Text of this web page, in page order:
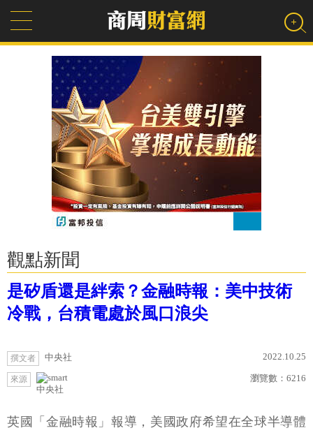
觀點新聞
是矽盾還是絆索？金融時報：美中技術
冷戰，台積電處於風口浪尖
撰文者 中央社 2022.10.25
來源
中央社
瀏覽數： 6216
英國「金融時報」報導，美國政府希望在全球半導體